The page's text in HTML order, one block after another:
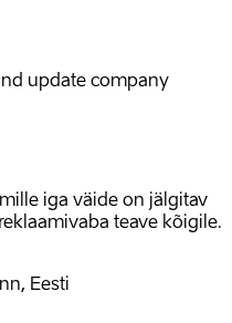
update company
iga väide on jälgitav
teave kõigile.
Eesti